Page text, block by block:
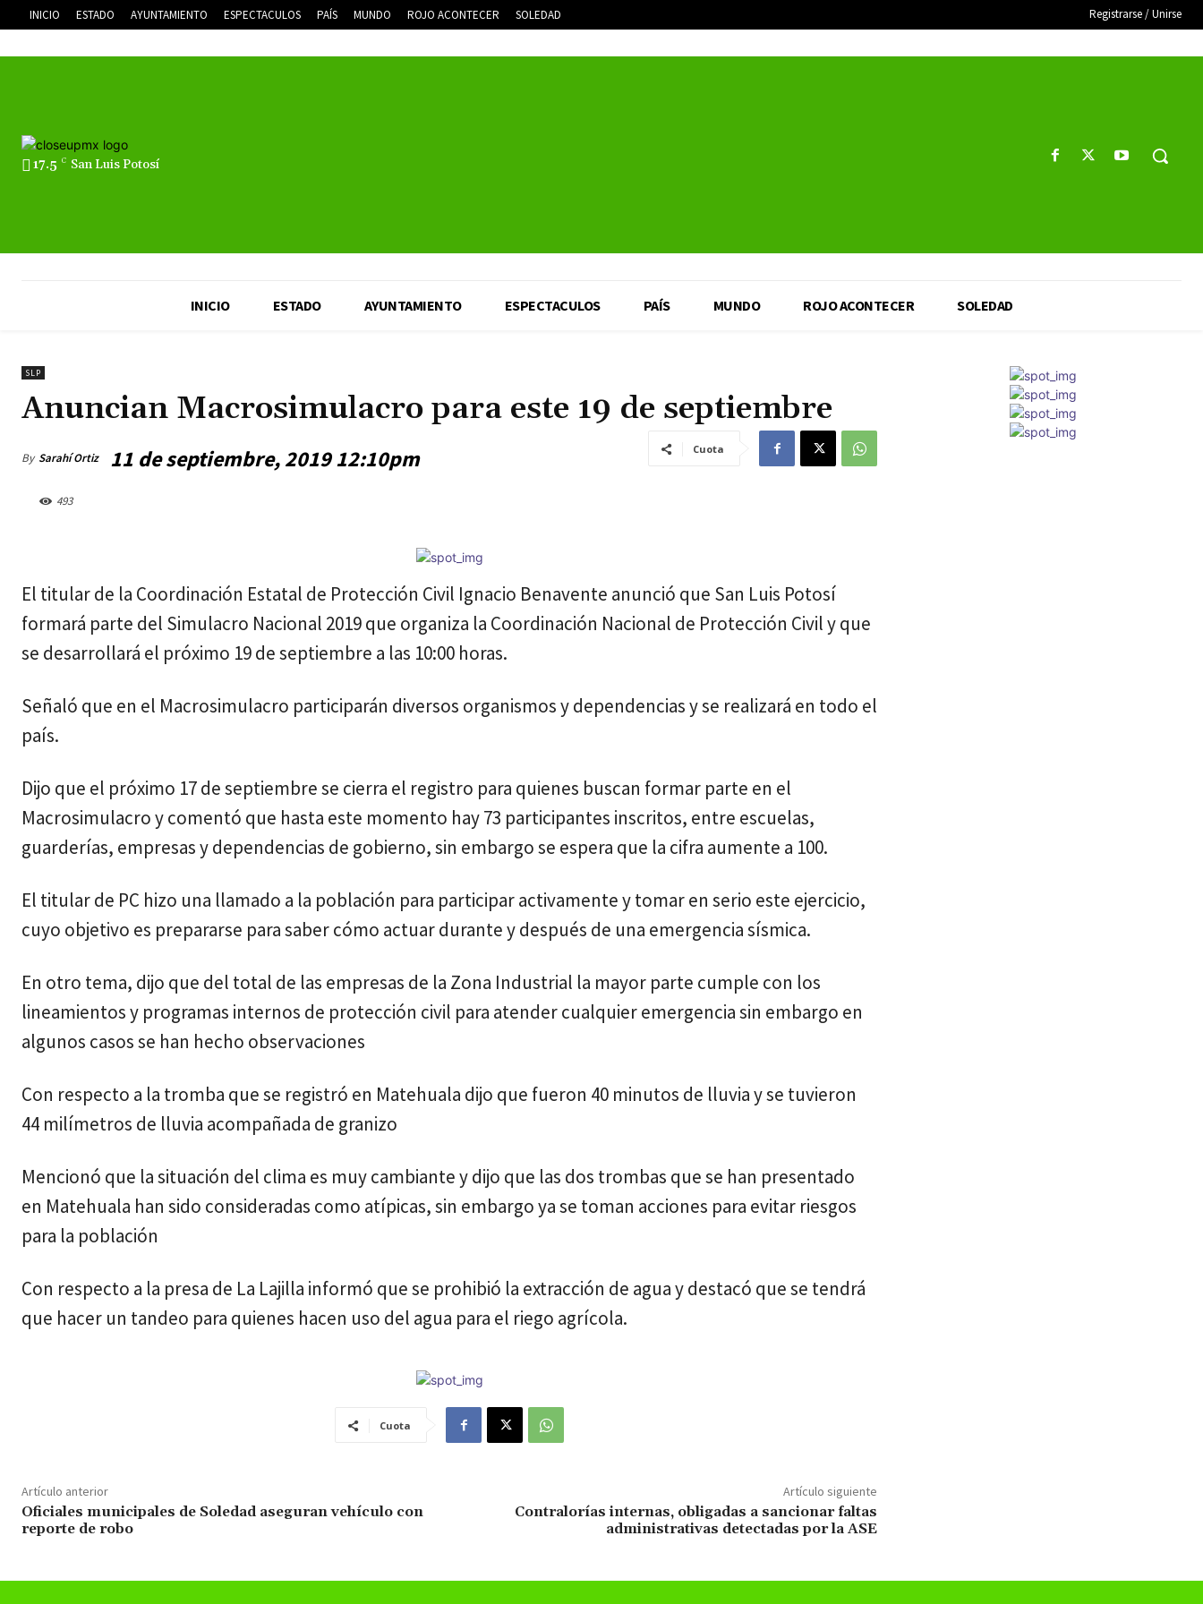
INICIO ESTADO AYUNTAMIENTO ESPECTACULOS PAÍS MUNDO ROJO ACONTECER SOLEDAD Registrarse / Unirse
17.5 C San Luis Potosí
INICIO ESTADO AYUNTAMIENTO ESPECTACULOS PAÍS MUNDO ROJO ACONTECER SOLEDAD
SLP
Anuncian Macrosimulacro para este 19 de septiembre
By Sarahí Ortiz 11 de septiembre, 2019 12:10pm
493
Cuota
El titular de la Coordinación Estatal de Protección Civil Ignacio Benavente anunció que San Luis Potosí
formará parte del Simulacro Nacional 2019 que organiza la Coordinación Nacional de Protección Civil y que
se desarrollará el próximo 19 de septiembre a las 10:00 horas.
Señaló que en el Macrosimulacro participarán diversos organismos y dependencias y se realizará en todo el
país.
Dijo que el próximo 17 de septiembre se cierra el registro para quienes buscan formar parte en el
Macrosimulacro y comentó que hasta este momento hay 73 participantes inscritos, entre escuelas,
guarderías, empresas y dependencias de gobierno, sin embargo se espera que la cifra aumente a 100.
El titular de PC hizo una llamado a la población para participar activamente y tomar en serio este ejercicio,
cuyo objetivo es prepararse para saber cómo actuar durante y después de una emergencia sísmica.
En otro tema, dijo que del total de las empresas de la Zona Industrial la mayor parte cumple con los
lineamientos y programas internos de protección civil para atender cualquier emergencia sin embargo en
algunos casos se han hecho observaciones
Con respecto a la tromba que se registró en Matehuala dijo que fueron 40 minutos de lluvia y se tuvieron
44 milímetros de lluvia acompañada de granizo
Mencionó que la situación del clima es muy cambiante y dijo que las dos trombas que se han presentado
en Matehuala han sido consideradas como atípicas, sin embargo ya se toman acciones para evitar riesgos
para la población
Con respecto a la presa de La Lajilla informó que se prohibió la extracción de agua y destacó que se tendrá
que hacer un tandeo para quienes hacen uso del agua para el riego agrícola.
Cuota
Artículo anterior
Oficiales municipales de Soledad aseguran vehículo con
reporte de robo
Artículo siguiente
Contralorías internas, obligadas a sancionar faltas
administrativas detectadas por la ASE